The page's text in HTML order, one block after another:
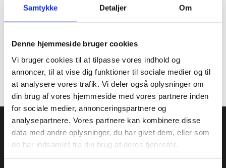
Samtykke Detaljer Om
Denne hjemmeside bruger cookies
Vi bruger cookies til at tilpasse vores indhold og
annoncer, til at vise dig funktioner til sociale medier og til
at analysere vores trafik. Vi deler også oplysninger om
din brug af vores hjemmeside med vores partnere inden
for sociale medier, annonceringspartnere og
analysepartnere. Vores partnere kan kombinere disse
data med andre oplysninger, du har givet dem, eller som
de har indsamlet fra din brug af deres tjenester.
Information Specifikationer
Kan indeholde spor af gluten.
Opbevares tørt, køligt og mørkt.
Condi ApS
Condi leverer idag et bredt sortiment af